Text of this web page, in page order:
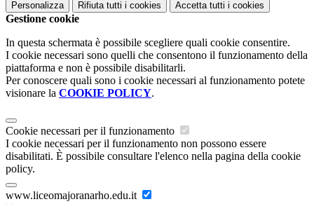
Personalizza Rifiuta tutti i cookies Accetta tutti i cookies
Gestione cookie
In questa schermata è possibile scegliere quali cookie consentire.
I cookie necessari sono quelli che consentono il funzionamento della
piattaforma e non è possibile disabilitarli.
Per conoscere quali sono i cookie necessari al funzionamento potete
visionare la COOKIE POLICY.
Cookie necessari per il funzionamento
I cookie necessari per il funzionamento non possono essere
disabilitati. È possibile consultare l'elenco nella pagina della cookie
policy.
www.liceomajoranarho.edu.it